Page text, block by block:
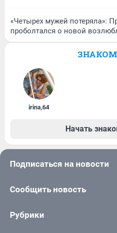
«Четырех мужей потеряла»:
проболтался о новой
irina,64
Начать
Подписаться на новости
Сообщить новость
Рубрики